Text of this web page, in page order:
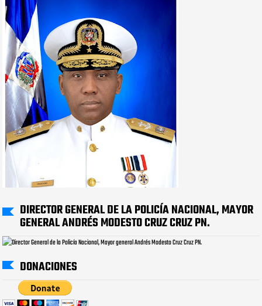
DIRECTOR GENERAL DE LA POLICÍA NACIONAL, MAYOR
GENERAL ANDRÉS MODESTO CRUZ CRUZ PN.
DONACIONES